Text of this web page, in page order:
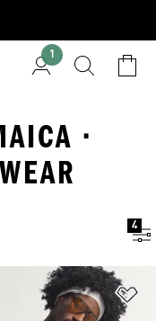
1
·
4
à Lista de Desejos